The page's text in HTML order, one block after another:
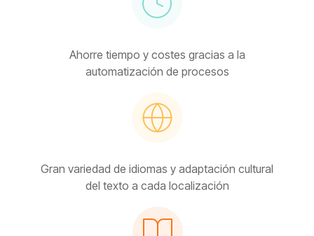
Ahorre tiempo y costes gracias a la
automatización de procesos
Gran variedad de idiomas y adaptación cultural
del texto a cada localización